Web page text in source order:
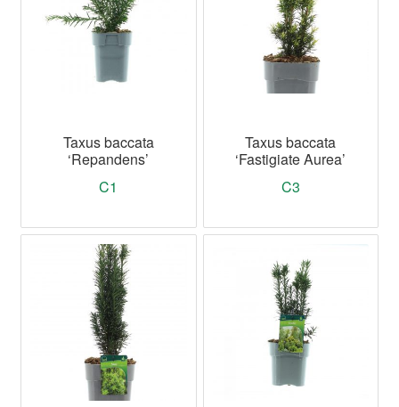
Taxus baccata
‘Repandens’
C1
Taxus baccata
‘Fastigiate Aurea’
C3